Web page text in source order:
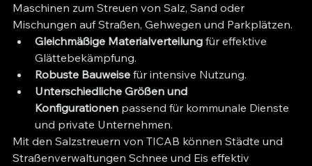
Maschinen zum Streuen von Salz, Sand oder
Mischungen auf Straßen, Gehwegen und Parkplätzen.
Gleichmäßige Materialverteilung für effektive
Glättebekämpfung.
Robuste Bauweise für intensive Nutzung.
Unterschiedliche Größen und
Konfigurationen passend für kommunale Dienste
und private Unternehmen.
Mit den Salzstreuern von TICAB können Städte und
Straßenverwaltungen Schnee und Eis effektiv